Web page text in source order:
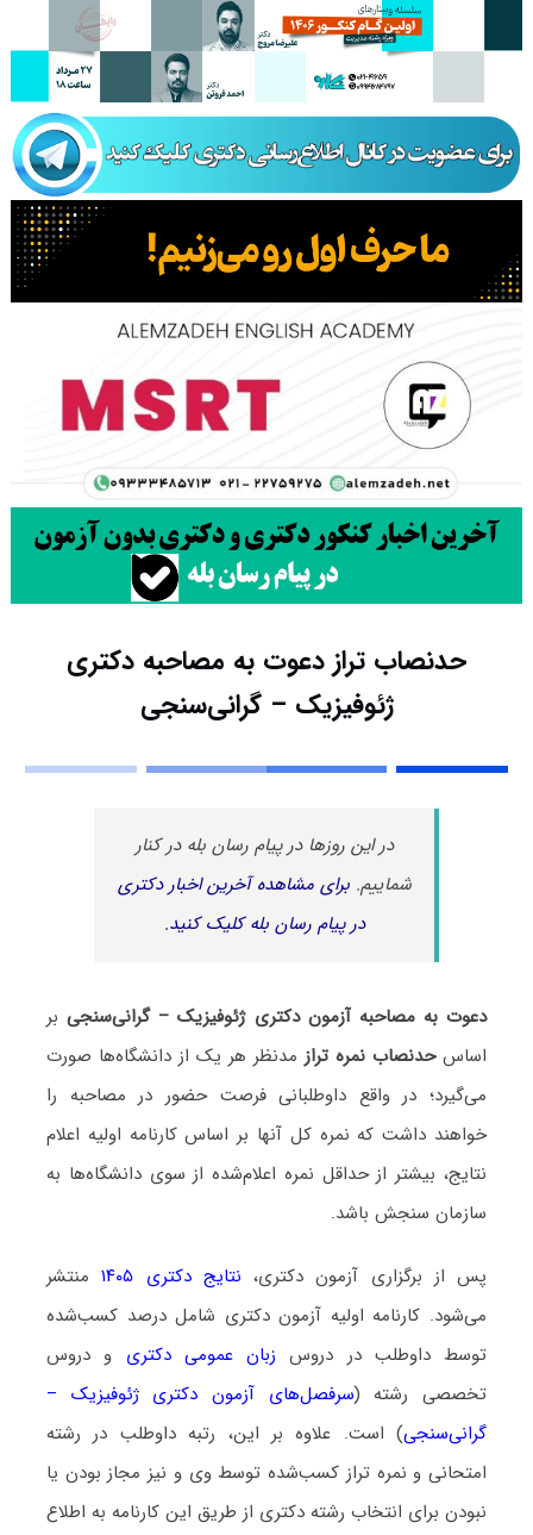
حدنصاب تراز دعوت به مصاحبه دکتری
ژئوفیزیک – گرانی‌سنجی
در این روزها در پیام رسان بله در کنار
شماییم.برای مشاهده آخرین اخبار دکتری
در پیام رسان بله کلیک کنید.
دعوت به مصاحبه آزمون دکتری ژئوفیزیک – گرانی‌سنجیبر
اساسحدنصاب نمره ترازمدنظر هر یک از دانشگاه‌ها صورت
می‌گیرد؛ در واقع داوطلبانی فرصت حضور در مصاحبه را
خواهند داشت که نمره کل آنها بر اساس کارنامه اولیه اعلام
نتایج، بیشتر از حداقل نمره اعلام‌شده از سوی دانشگاه‌ها به
سازمان سنجش باشد.
پس از برگزاری آزمون دکتری، نتایج دکتری ۱۴۰۵
منتشر
می‌شود. کارنامه اولیه آزمون دکتری شامل درصد کسب‌شده
توسط داوطلب در دروس زبان عمومی دکتری و دروس
تخصصی رشته (سرفصل‌های آزمون دکتری ژئوفیزیک –
گرانی‌سنجی) است. علاوه بر این، رتبه داوطلب در رشته
امتحانی و نمره تراز کسب‌شده توسط وی و نیز مجاز بودن یا
نبودن برای انتخاب رشته دکتری از طریق این کارنامه به اطلاع